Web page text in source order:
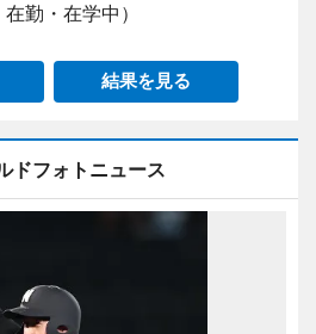
勤・在学中）
結果を見る
ドフォトニュース